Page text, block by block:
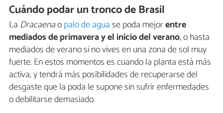
Cuándo podar un tronco de Brasil
La Dracaenaopalo de aguase poda mejorentre
mediados de primavera y el inicio del verano, o hasta
mediados de verano si no vives en una zona de sol muy
fuerte. En estos momentos es cuando la planta está más
activa, y tendrá más posibilidades de recuperarse del
desgaste que la poda le supone sin sufrir enfermedades
o debilitarse demasiado.